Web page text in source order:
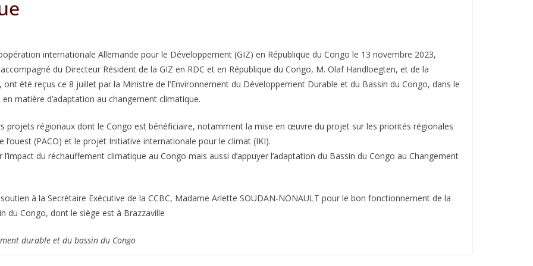
internationale Allemande pour le Développement (GIZ) en République du Congo le 13 novembre 2023,
du Directeur Résident de la GIZ en RDC et en République du Congo, M. Olaf Handloegten, et de la
été reçus ce 8 juillet par la Ministre de l’Environnement du Développement Durable et du Bassin du Congo, dans le
matière d’adaptation au changement climatique.
projets régionaux dont le Congo est bénéficiaire, notamment la mise en œuvre du projet sur les priorités régionales
(PACO) et le projet Initiative internationale pour le climat (IKI).
du réchauffement climatique au Congo mais aussi d’appuyer l’adaptation du Bassin du Congo au Changement
à la Secrétaire Exécutive de la CCBC, Madame Arlette SOUDAN-NONAULT pour le bon fonctionnement de la
du Congo, dont le siège est à Brazzaville
durable et du bassin du Congo